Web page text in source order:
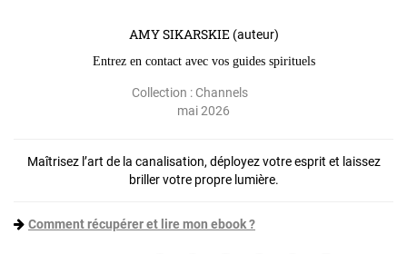
AMY SIKARSKIE(auteur)
Entrez en contact avec vos guides spirituels
Collection : Channels
mai 2026
Maîtrisez l’art de la canalisation, déployez votre esprit et laissez
briller votre propre lumière.
Comment récupérer et lire mon ebook ?